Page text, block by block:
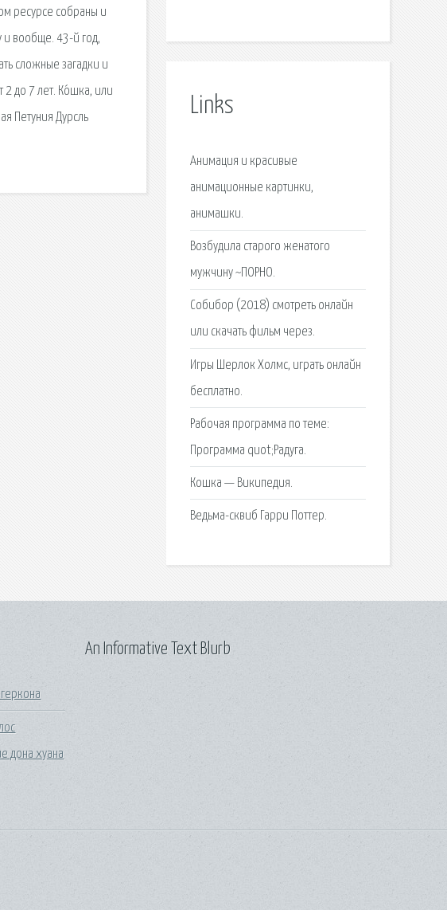
ресурсе собраны и
и вообще. 43-й год,
сложные загадки и
2 до 7 лет. Ко́шка, или
Петуния Дурсль
Links
Анимация и красивые
анимационные картинки,
анимашки.
Возбудила старого женатого
мужчину ~ПОРНО.
Собибор (2018) смотреть онлайн
или скачать фильм через.
Игры Шерлок Холмс, играть онлайн
бесплатно.
Рабочая программа по теме:
Программа quot;Радуга.
Кошка — Википедия.
Ведьма-сквиб Гарри Поттер.
дона хуана
An Informative Text Blurb